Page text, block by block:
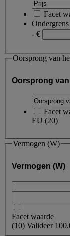
Facet
Ondergrens
- €
Oorsprong van
Oorsprong
Facet
EU (20)
Vermogen (W)
Vermogen (W)
Facet waarde
(10) Valideer